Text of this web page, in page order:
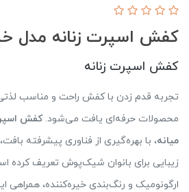
کفش اسپرت زنانه مدل
کفش اسپرت زنانه
تجربه قدم زدن با کفش راحت و مناسب
محصولات حرفه‌ای یافت می‌شود.کفش
میانه، با بهره‌گیری از فناوری پیشرفته
زیبایی برای بانوان شیک‌پوش تعریف کرده
ارگونومیک و رنگ‌بندی خیره‌کننده، همراهی